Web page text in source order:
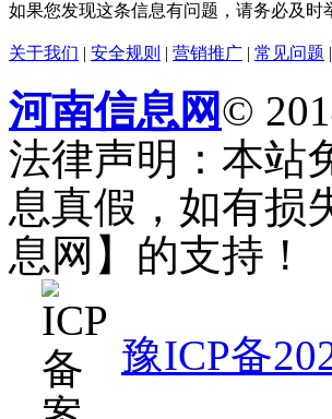
如果您发现这条信息有问题，请务必及时
关于我们 | 安全规则 | 营销推广 | 常见问题 |
河南信息网©
法律声明：本站
息真假，如有损
息网】的支持！
豫ICP备